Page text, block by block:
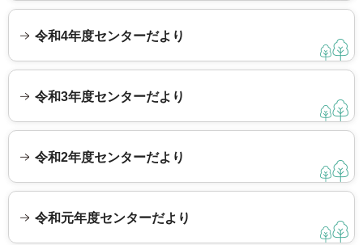
令和4年度センターだより
令和3年度センターだより
令和2年度センターだより
令和元年度センターだより